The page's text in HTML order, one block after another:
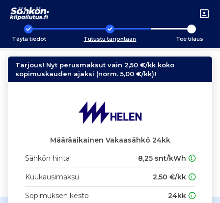
Täytä tiedot Tutustu tarjontaan Tee tilaus
Tarjous! Nyt perusmaksut vain 2,50 €/kk koko
sopimuskauden ajaksi (norm. 5,00 €/kk)!
Määräaikainen Vakaasähkö 24kk
Sähkön hinta 8,25 snt/kWh
Kuukausimaksu 2,50 €/kk
Sopimuksen kesto 24kk